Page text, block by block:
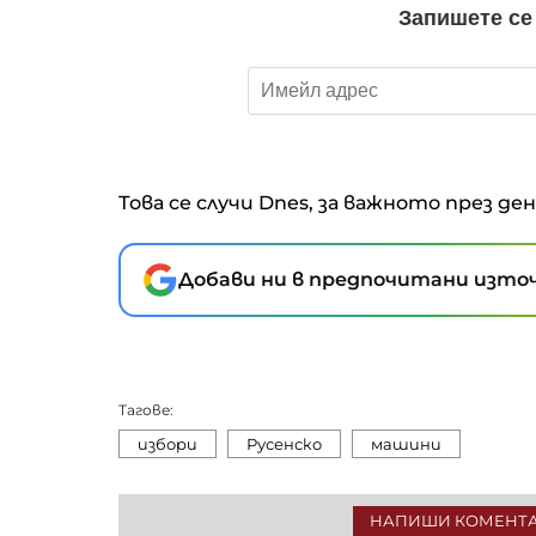
Това се случи Dnes, за важното през
Добави ни в предпочитани
Тагове:
избори Русенско машини
НАПИШИ